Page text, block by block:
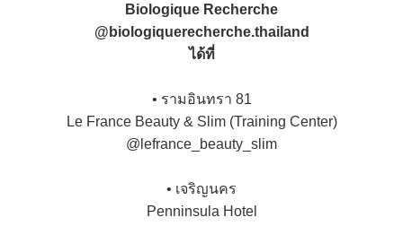
Biologique Recherche
@biologiquerecherche.thailand
ได้ที่
• รามอินทรา 81
Le France Beauty & Slim (Training Center)
@lefrance_beauty_slim
• เจริญนคร
Penninsula Hotel